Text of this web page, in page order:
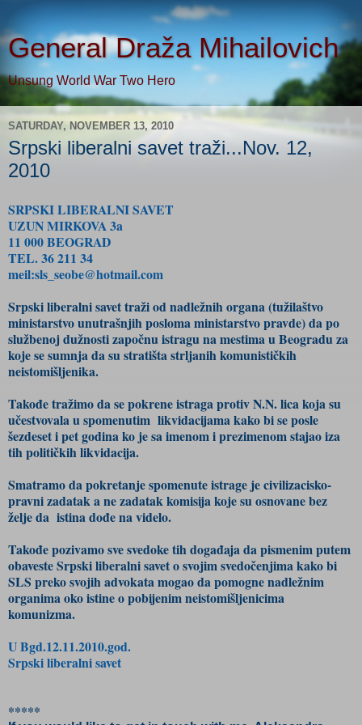
General Draža Mihailovich
Unsung World War Two Hero
SATURDAY, NOVEMBER 13, 2010
Srpski liberalni savet traži...Nov. 12,
2010
SRPSKI LIBERALNI SAVET
UZUN MIRKOVA 3a
11 000 BEOGRAD
TEL. 36 211 34
meil:sls_seobe@hotmail.com
Srpski liberalni savet traži od nadležnih organa (tužilaštvo
ministarstvo unutrašnjih posloma ministarstvo pravde) da po
službenoj dužnosti započnu istragu na mestima u Beogradu za
koje se sumnja da su stratišta strljanih komunističkih
neistomišljenika.
Takođe tražimo da se pokrene istraga protiv N.N. lica koja su
učestvovala u spomenutim likvidacijama kako bi se posle
šezdeset i pet godina ko je sa imenom i prezimenom stajao iza
tih političkih likvidacija.
Smatramo da pokretanje spomenute istrage je civilizacisko-
pravni zadatak a ne zadatak komisija koje su osnovane bez
želje da istina dođe na videlo.
Takođe pozivamo sve svedoke tih događaja da pismenim putem
obaveste Srpski liberalni savet o svojim svedočenjima kako bi
SLS preko svojih advokata mogao da pomogne nadležnim
organima oko istine o pobijenim neistomišljenicima
komunizma.
U Bgd.12.11.2010.god.
Srpski liberalni savet
*****